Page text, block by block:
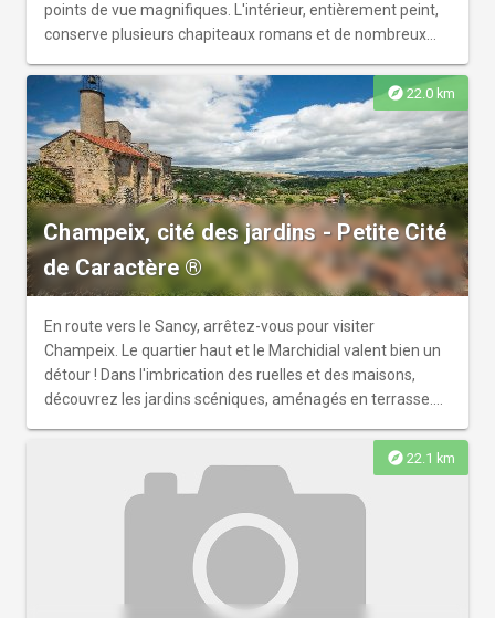
points de vue magnifiques. L'intérieur, entièrement peint,
conserve plusieurs chapiteaux romans et de nombreux
explore22.0 km
Champeix, cité des jardins - Petite Cité
de Caractère ®
En route vers le Sancy, arrêtez-vous pour visiter
Champeix. Le quartier haut et le Marchidial valent bien un
détour ! Dans l'imbrication des ruelles et des maisons,
découvrez les jardins scéniques, aménagés en terrasse.
explore 22.1 km